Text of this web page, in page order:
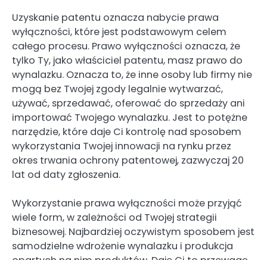
Uzyskanie patentu oznacza nabycie prawa
wyłączności, które jest podstawowym celem
całego procesu. Prawo wyłączności oznacza, że
tylko Ty, jako właściciel patentu, masz prawo do
wynalazku. Oznacza to, że inne osoby lub firmy nie
mogą bez Twojej zgody legalnie wytwarzać,
używać, sprzedawać, oferować do sprzedaży ani
importować Twojego wynalazku. Jest to potężne
narzędzie, które daje Ci kontrolę nad sposobem
wykorzystania Twojej innowacji na rynku przez
okres trwania ochrony patentowej, zazwyczaj 20
lat od daty zgłoszenia.
Wykorzystanie prawa wyłączności może przyjąć
wiele form, w zależności od Twojej strategii
biznesowej. Najbardziej oczywistym sposobem jest
samodzielne wdrożenie wynalazku i produkcja